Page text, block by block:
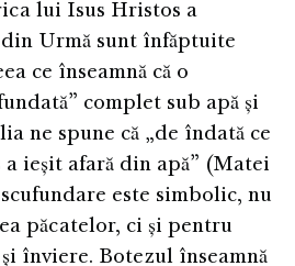
lui Isus Hristos a
Urmă sunt înfăptuite
ce înseamnă că o
complet sub apă și
ne spune că „de îndată ce
ieșit afară din apă” (Matei
este simbolic, nu
păcatelor, ci și pentru
înviere. Botezul înseamnă